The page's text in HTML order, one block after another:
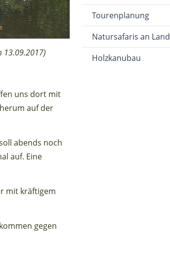
Tourenplanung
Natursafaris an Land
Holzkanubau
13.09.2017)
uns dort mit
auf der
abends noch
auf. Eine
mit kräftigem
gegen